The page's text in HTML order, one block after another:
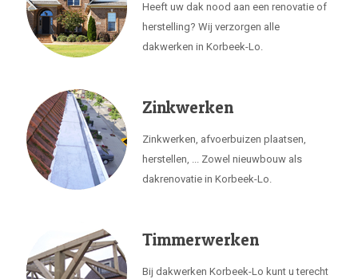
Heeft uw dak nood aan een renovatie of
herstelling? Wij verzorgen alle
dakwerken in Korbeek-Lo.
Zinkwerken
Zinkwerken, afvoerbuizen plaatsen,
herstellen, ... Zowel nieuwbouw als
dakrenovatie in Korbeek-Lo.
Timmerwerken
Bij dakwerken Korbeek-Lo kunt u terecht